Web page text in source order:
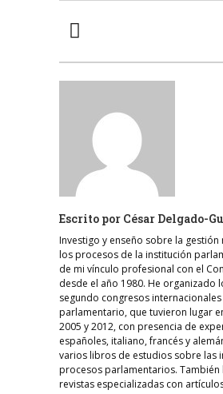
Escrito por César Delgado-
Investigo y enseño sobre la
los procesos de la institución
de mi vínculo profesional con el
desde el año 1980. He organizado
segundo congresos
parlamentario, que tuvieron lugar
2005 y 2012, con presencia de
españoles, italiano, francés y
varios libros de estudios sobre las
procesos parlamentarios. También
revistas especializadas con